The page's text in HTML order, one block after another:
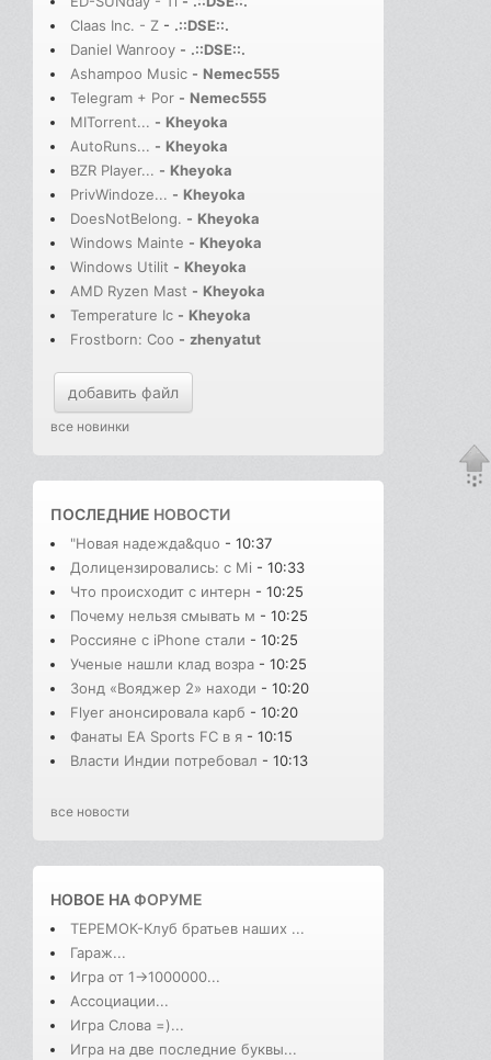
Claas Inc. - Z - .::DSE::.
Daniel Wanrooy - .::DSE::.
Ashampoo Music - Nemec555
Telegram + Por - Nemec555
MITorrent... - Kheyoka
AutoRuns... - Kheyoka
BZR Player... - Kheyoka
PrivWindoze... - Kheyoka
DoesNotBelong. - Kheyoka
Windows Mainte - Kheyoka
Windows Utilit - Kheyoka
AMD Ryzen Mast - Kheyoka
Temperature Ic - Kheyoka
Frostborn: Coo - zhenyatut
добавить файл
все новинки
ПОСЛЕДНИЕ НОВОСТИ
"Новая надежда&quo - 10:37
Долицензировались: с Mi - 10:33
Что происходит с интерн - 10:25
Почему нельзя смывать м - 10:25
Россияне с iPhone стали - 10:25
Ученые нашли клад возра - 10:25
Зонд «Вояджер 2» находи - 10:20
Flyer анонсировала карб - 10:20
Фанаты EA Sports FC в я - 10:15
Власти Индии потребовал - 10:13
все новости
НОВОЕ НАФОРУМЕ
ТЕРЕМОК-Клуб братьев наших ...
Гараж...
Игра от 1->1000000...
Ассоциации...
Игра Слова =)...
Игра на две последние буквы...